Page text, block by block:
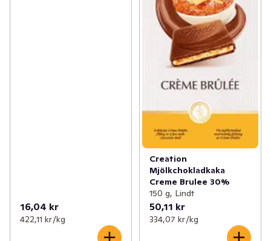
16,04 kr
422,11 kr /kg
Creation
Mjölkchokladkaka
Creme Brulee 30%
150 g, Lindt
50,11 kr
334,07 kr /kg